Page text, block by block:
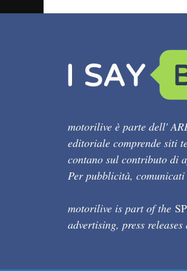
motorilive è parte dell'
editoriale comprende siti
contano sul contributo di
Per pubblicità,
motorilive is part of the
advertising, press